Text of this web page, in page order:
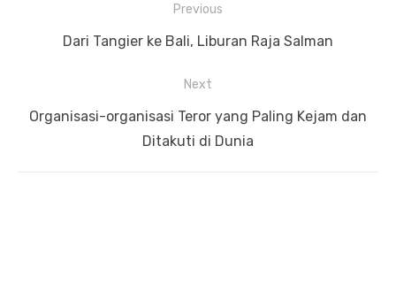
Previous
Previous
Dari Tangier ke Bali, Liburan Raja Salman
Next
Next
Organisasi-organisasi Teror yang Paling Kejam dan
Ditakuti di Dunia